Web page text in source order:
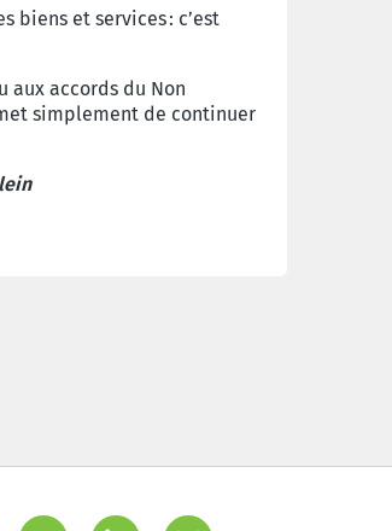
et services : c’est
aux accords du Non
simplement de continuer